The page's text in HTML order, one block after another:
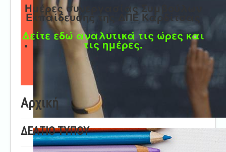
Ημέρες συνεργασίας Συμβούλων
Εκπαίδευσης της ΔΠΕ Καρδίτσας
Δείτε εδώ αναλυτικά τις ώρες και
τις ημέρες.
Αρχική
ΔΕΛΤΙΟ ΤΥΠΟΥ